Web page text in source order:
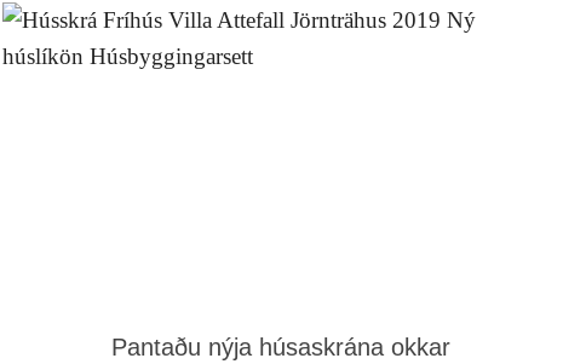
Pantaðu nýja húsaskrána okkar